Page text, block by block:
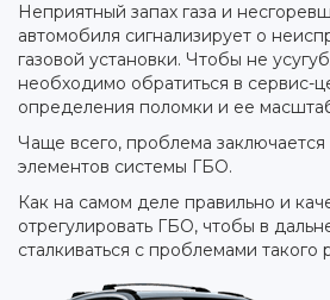
Неприятный запах газа и
автомобиля сигнализирует о
газовой установки. Чтобы не
необходимо обратиться в сервис-
определения поломки и ее
Чаще всего, проблема заключается
элементов системы ГБО.
Как на самом деле правильно и
отрегулировать ГБО, чтобы в
сталкиваться с проблемами такого